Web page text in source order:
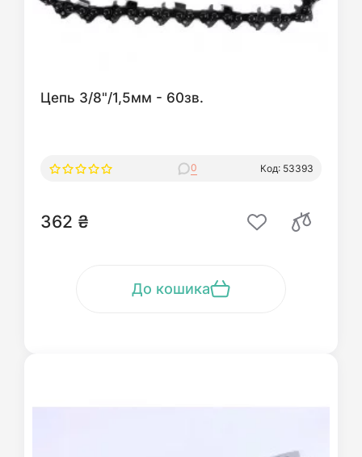
Цепь 3/8"/1,5мм - 60зв.
0 Код: 53393
362 ₴
До кошика